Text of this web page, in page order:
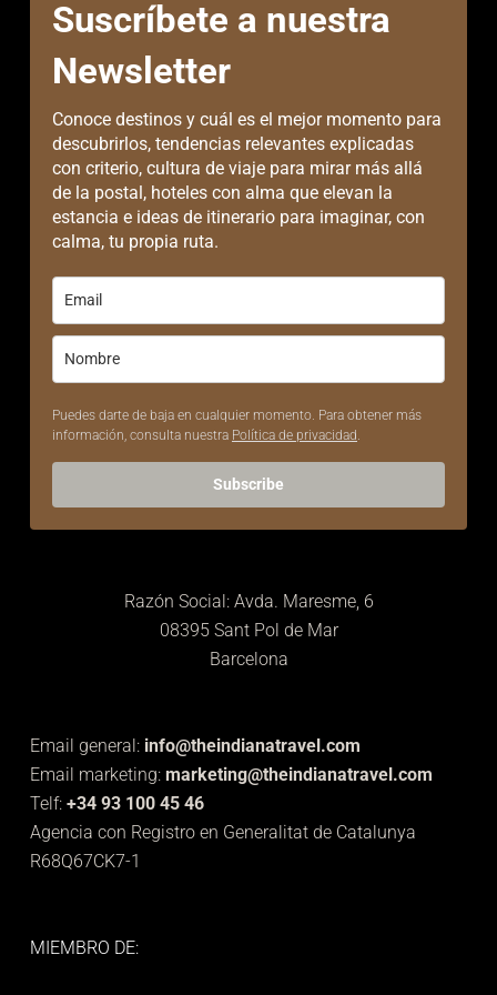
Suscríbete a nuestra
Newsletter
Conoce destinos y cuál es el mejor momento para
descubrirlos, tendencias relevantes explicadas
con criterio, cultura de viaje para mirar más allá
de la postal, hoteles con alma que elevan la
estancia e ideas de itinerario para imaginar, con
calma, tu propia ruta.
Puedes darte de baja en cualquier momento. Para obtener más
información, consulta nuestra Política de privacidad.
Subscribe
Razón Social: Avda. Maresme, 6
08395 Sant Pol de Mar
Barcelona
Email general: info@theindianatravel.com
Email marketing: marketing@theindianatravel.com
Telf: +34 93 100 45 46
Agencia con Registro en Generalitat de Catalunya
R68Q67CK7-1
MIEMBRO DE: